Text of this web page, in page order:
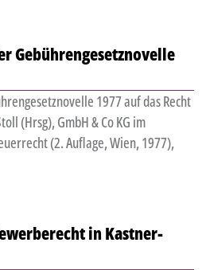
Gebührengesetznovelle
1977 auf das Recht
(Hrsg), GmbH & Co KG im
(2. Auflage, Wien, 1977),
in Kastner-